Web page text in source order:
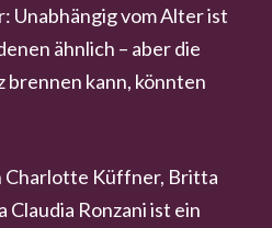
Unabhängig vom Alter ist
ähnlich – aber die
brennen kann, könnten
Charlotte Küffner, Britta
Claudia Ronzani ist ein